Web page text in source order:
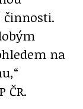
činnosti.
na
ČR.